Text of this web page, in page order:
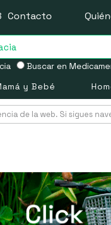
Buscar en
Contacto
y Bebé
de la web. Si sigues